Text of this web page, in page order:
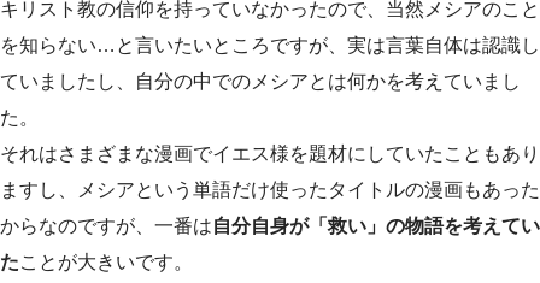
キリスト教の信仰を持っていなかったので、当然メシアのこと
を知らない…と言いたいところですが、実は言葉自体は認識し
ていましたし、自分の中でのメシアとは何かを考えていまし
た。
それはさまざまな漫画でイエス様を題材にしていたこともあり
ますし、メシアという単語だけ使ったタイトルの漫画もあった
からなのですが、一番は自分自身が「救い」の物語を考えてい
たことが大きいです。